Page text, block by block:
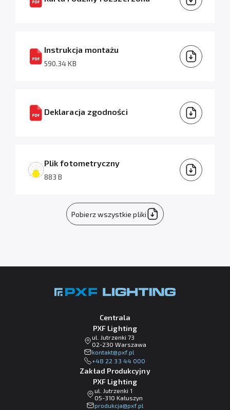
Instrukcja montażu
590.34 KB
Deklaracja zgodności
Plik fotometryczny
883 B
Pobierz wszystkie pliki
Centrala
PXF Lighting
ul. Jutrzenki 73
02-230 Warszawa
lp.fxp@tkatnok
+48 22 33 44 000
Zakład Produkcyjny
PXF Lighting
ul. Jutrzenki 1
05-310 Kałuszyn
lp.fxp@ajckudorp